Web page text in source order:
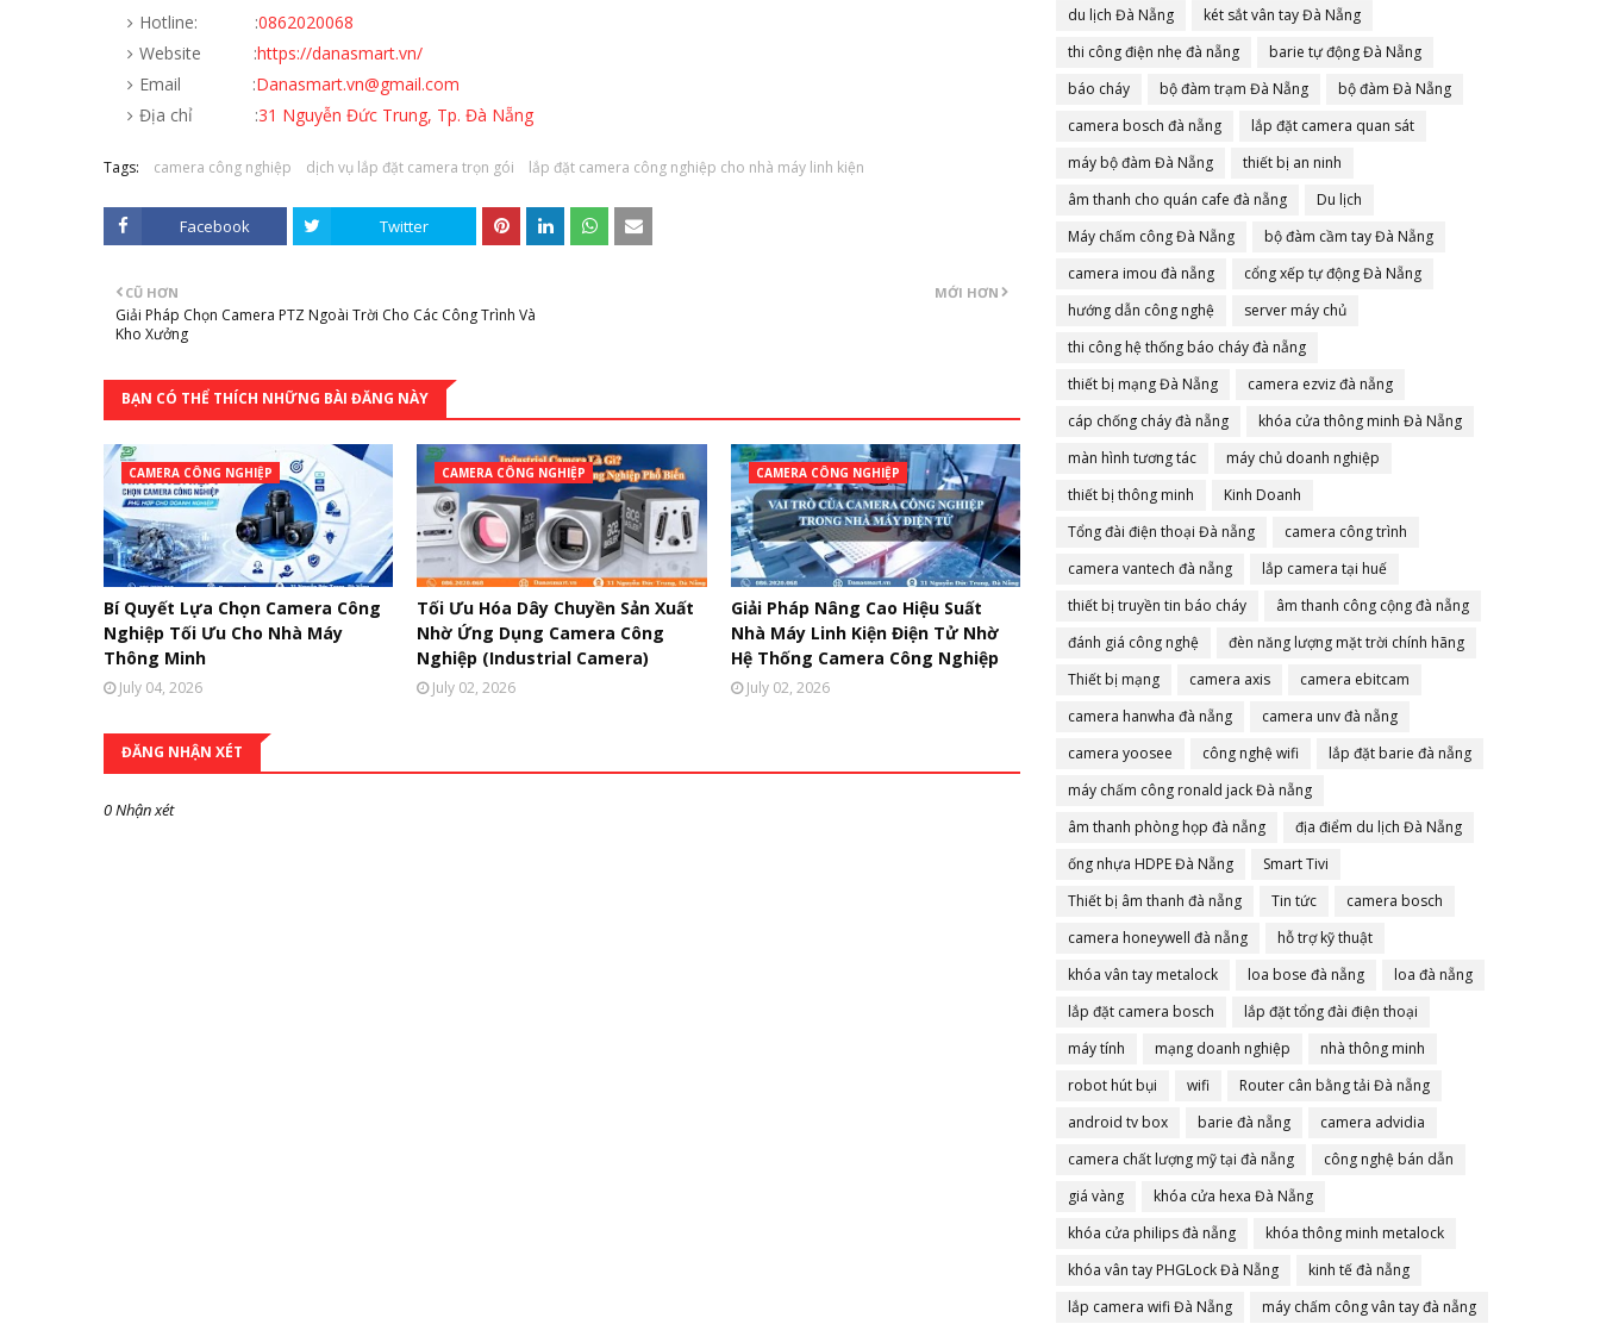
Hotline: :0862020068
Website :https://danasmart.vn/
Email :Danasmart.vn@gmail.com
Địa chỉ :31 Nguyễn Đức Trung, Tp. Đà Nẵng
Tags: camera công nghiệp dịch vụ lắp đặt camera trọn gói lắp đặt camera công nghiệp cho nhà máy linh kiện
Facebook Twitter
MỚI HƠN
CŨ HƠN
Giải Pháp Chọn Camera PTZ Ngoài Trời Cho Các Công Trình Và
Kho Xưởng
BẠN CÓ THỂ THÍCH NHỮNG BÀI ĐĂNG NÀY
CAMERA CÔNG NGHIỆP
Bí Quyết Lựa Chọn Camera Công
Nghiệp Tối Ưu Cho Nhà Máy
Thông Minh
July 04, 2026
CAMERA CÔNG NGHIỆP
Tối Ưu Hóa Dây Chuyền Sản Xuất
Nhờ Ứng Dụng Camera Công
Nghiệp (Industrial Camera)
July 02, 2026
CAMERA CÔNG NGHIỆP
Giải Pháp Nâng Cao Hiệu Suất
Nhà Máy Linh Kiện Điện Tử Nhờ
Hệ Thống Camera Công Nghiệp
July 02, 2026
ĐĂNG NHẬN XÉT
0 Nhận xét
du lịch Đà Nẵng
két sắt vân tay Đà Nẵng
thi công điện nhẹ đà nẵng
barie tự động Đà Nẵng
báo cháy
bộ đàm trạm Đà Nẵng
bộ đàm Đà Nẵng
camera bosch đà nẵng
lắp đặt camera quan sát
máy bộ đàm Đà Nẵng
thiết bị an ninh
âm thanh cho quán cafe đà nẵng
Du lịch
Máy chấm công Đà Nẵng
bộ đàm cầm tay Đà Nẵng
camera imou đà nẵng
cổng xếp tự động Đà Nẵng
hướng dẫn công nghệ
server máy chủ
thi công hệ thống báo cháy đà nẵng
thiết bị mạng Đà Nẵng
camera ezviz đà nẵng
cáp chống cháy đà nẵng
khóa cửa thông minh Đà Nẵng
màn hình tương tác
máy chủ doanh nghiệp
thiết bị thông minh
Kinh Doanh
Tổng đài điện thoại Đà nẵng
camera công trình
camera vantech đà nẵng
lắp camera tại huế
thiết bị truyền tin báo cháy
âm thanh công cộng đà nẵng
đánh giá công nghệ
đèn năng lượng mặt trời chính hãng
Thiết bị mạng
camera axis
camera ebitcam
camera hanwha đà nẵng
camera unv đà nẵng
camera yoosee
công nghệ wifi
lắp đặt barie đà nẵng
máy chấm công ronald jack Đà nẵng
âm thanh phòng họp đà nẵng
địa điểm du lịch Đà Nẵng
ống nhựa HDPE Đà Nẵng
Smart Tivi
Thiết bị âm thanh đà nẵng
Tin tức
camera bosch
camera honeywell đà nẵng
hỗ trợ kỹ thuật
khóa vân tay metalock
loa bose đà nẵng
loa đà nẵng
lắp đặt camera bosch
lắp đặt tổng đài điện thoại
máy tính
mạng doanh nghiệp
nhà thông minh
robot hút bụi
wifi
Router cân bằng tải Đà nẵng
android tv box
barie đà nẵng
camera advidia
camera chất lượng mỹ tại đà nẵng
công nghệ bán dẫn
giá vàng
khóa cửa hexa Đà Nẵng
khóa cửa philips đà nẵng
khóa thông minh metalock
khóa vân tay PHGLock Đà Nẵng
kinh tế đà nẵng
lắp camera wifi Đà Nẵng
máy chấm công vân tay đà nẵng